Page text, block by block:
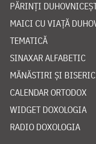
PĂRINȚI
MAICI CU VIAȚĂ
TEMATICĂ
SINAXAR ALFABETIC
MĂNĂSTIRI ȘI
CALENDAR ORTODOX
WIDGET DOXOLOGIA
RADIO DOXOLOGIA